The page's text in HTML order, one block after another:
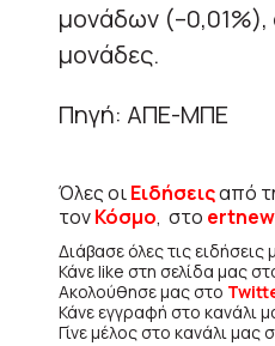
μονάδων (–0,01%),
μονάδες.
Πηγή: ΑΠΕ-ΜΠΕ
Όλες οιΕιδήσειςαπό
τονΚόσμο, στο
Διάβασε όλες τις ειδήσεις
Κάνε like στη σελίδα μας
Ακολούθησε μας στο
Κάνε εγγραφή στο κανάλι
Γίνε μέλος στο κανάλι μας